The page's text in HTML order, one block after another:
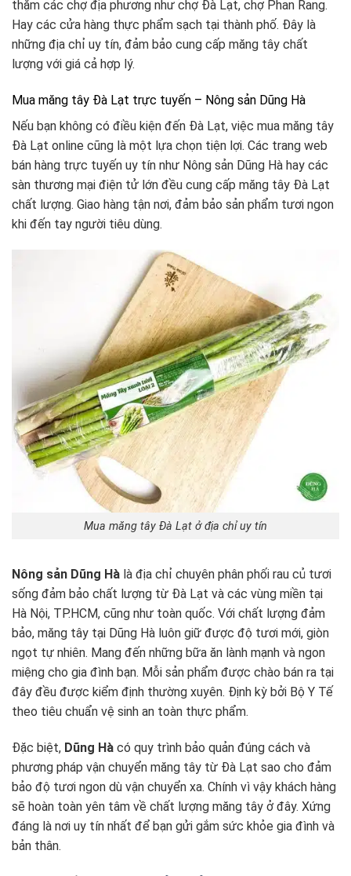
thăm các chợ địa phương như chợ Đà Lạt, chợ Phan Rang.
Hay các cửa hàng thực phẩm sạch tại thành phố. Đây là
những địa chỉ uy tín, đảm bảo cung cấp măng tây chất
lượng với giá cả hợp lý.
Mua măng tây Đà Lạt trực tuyến – Nông sản Dũng Hà
Nếu bạn không có điều kiện đến Đà Lạt, việc mua măng tây
Đà Lạt online cũng là một lựa chọn tiện lợi. Các trang web
bán hàng trực tuyến uy tín như Nông sản Dũng Hà hay các
sàn thương mại điện tử lớn đều cung cấp măng tây Đà Lạt
chất lượng. Giao hàng tận nơi, đảm bảo sản phẩm tươi ngon
khi đến tay người tiêu dùng.
Mua măng tây Đà Lạt ở địa chỉ uy tín
Nông sản Dũng Hà là địa chỉ chuyên phân phối rau củ tươi
sống đảm bảo chất lượng từ Đà Lạt và các vùng miền tại
Hà Nội, TP.HCM, cũng như toàn quốc. Với chất lượng đảm
bảo, măng tây tại Dũng Hà luôn giữ được độ tươi mới, giòn
ngọt tự nhiên. Mang đến những bữa ăn lành mạnh và ngon
miệng cho gia đình bạn. Mỗi sản phẩm được chào bán ra tại
đây đều được kiểm định thường xuyên. Định kỳ bởi Bộ Y Tế
theo tiêu chuẩn vệ sinh an toàn thực phẩm.
Đặc biệt, Dũng Hà có quy trình bảo quản đúng cách và
phương pháp vận chuyển măng tây từ Đà Lạt sao cho đảm
bảo độ tươi ngon dù vận chuyển xa. Chính vì vậy khách hàng
sẽ hoàn toàn yên tâm về chất lượng măng tây ở đây. Xứng
đáng là nơi uy tín nhất để bạn gửi gắm sức khỏe gia đình và
bản thân.